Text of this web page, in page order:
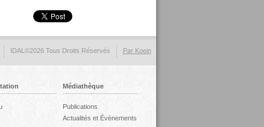
Par Koein
IDAL©2026 Tous Droits Réservés
Médiathèque
Publications
Actualités et Évènements